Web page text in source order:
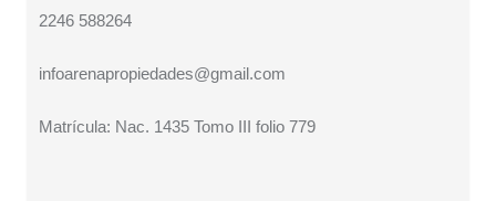
2246 588264
infoarenapropiedades@gmail.com
Matrícula: Nac. 1435 Tomo III folio 779